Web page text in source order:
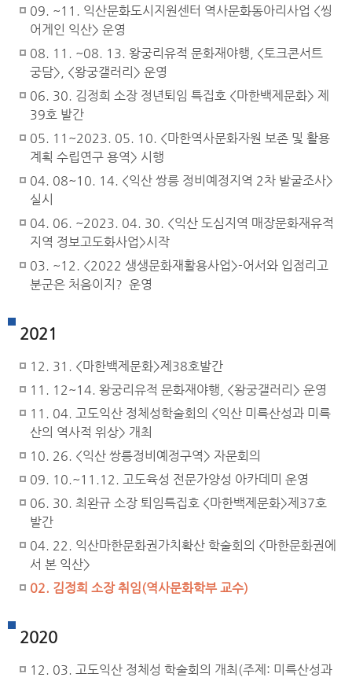
09. ~11. 익산문화도시지원센터 역사문화동아리사업 <씽
어게인 익산> 운영
08. 11. ~08. 13. 왕궁리유적 문화재야행, <토크콘서트
궁담>, <왕궁갤러리> 운영
06. 30. 김정희 소장 정년퇴임 특집호 <마한백제문화> 제
39호 발간
05. 11~2023. 05. 10. <마한역사문화자원 보존 및 활용
계획 수립연구 용역> 시행
04. 08~10. 14. <익산 쌍릉 정비예정지역 2차 발굴조사>
실시
04. 06. ~2023. 04. 30. <익산 도심지역 매장문화재유적
지역 정보고도화사업>시작
03. ~12. <2022 생생문화재활용사업>-어서와 입점리고
분군은 처음이지? 운영
2021
12. 31. <마한백제문화>제38호발간
11. 12~14. 왕궁리유적 문화재야행, <왕궁갤러리> 운영
11. 04. 고도익산 정체성학술회의 <익산 미륵산성과 미륵
산의 역사적 위상> 개최
10. 26. <익산 쌍릉정비예정구역> 자문회의
09. 10.~11.12. 고도육성 전문가양성 아카데미 운영
06. 30. 최완규 소장 퇴임특집호 <마한백제문화>제37호
발간
04. 22. 익산마한문화권가치확산 학술회의 <마한문화권에
서 본 익산>
02. 김정희 소장 취임(역사문화학부 교수)
2020
12. 03. 고도익산 정체성 학술회의 개최(주제: 미륵산성과